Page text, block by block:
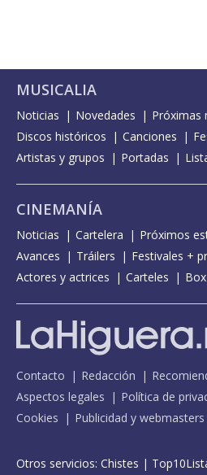
MUSICALIA
Noticias Novedades
Próximas
Discos históricos
Canciones
Artistas y grupos
Portadas
CINEMANÍA
Noticias Cartelera Próximos
Avances
Tráilers
Festivales +
Actores y actrices
Carteles
Contacto Redacción
Aspectos legales
Política de
Cookies
Publicidad y webmasters
Otros servicios: Chistes |